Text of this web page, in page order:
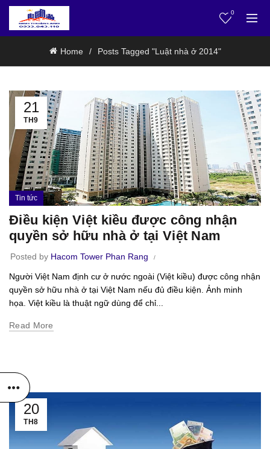
0
Home Posts Tagged "Luật nhà ở 2014"
21
TH9
Tin tức
Điều kiện Việt kiều được công nhận
quyền sở hữu nhà ở tại Việt Nam
Posted by Hacom Tower Phan Rang
Người Việt Nam định cư ở nước ngoài (Việt kiều) được công nhận
quyền sở hữu nhà ở tại Việt Nam nếu đủ điều kiện. Ảnh minh
họa. Việt kiều là thuật ngữ dùng để chỉ...
Read More
20
TH8